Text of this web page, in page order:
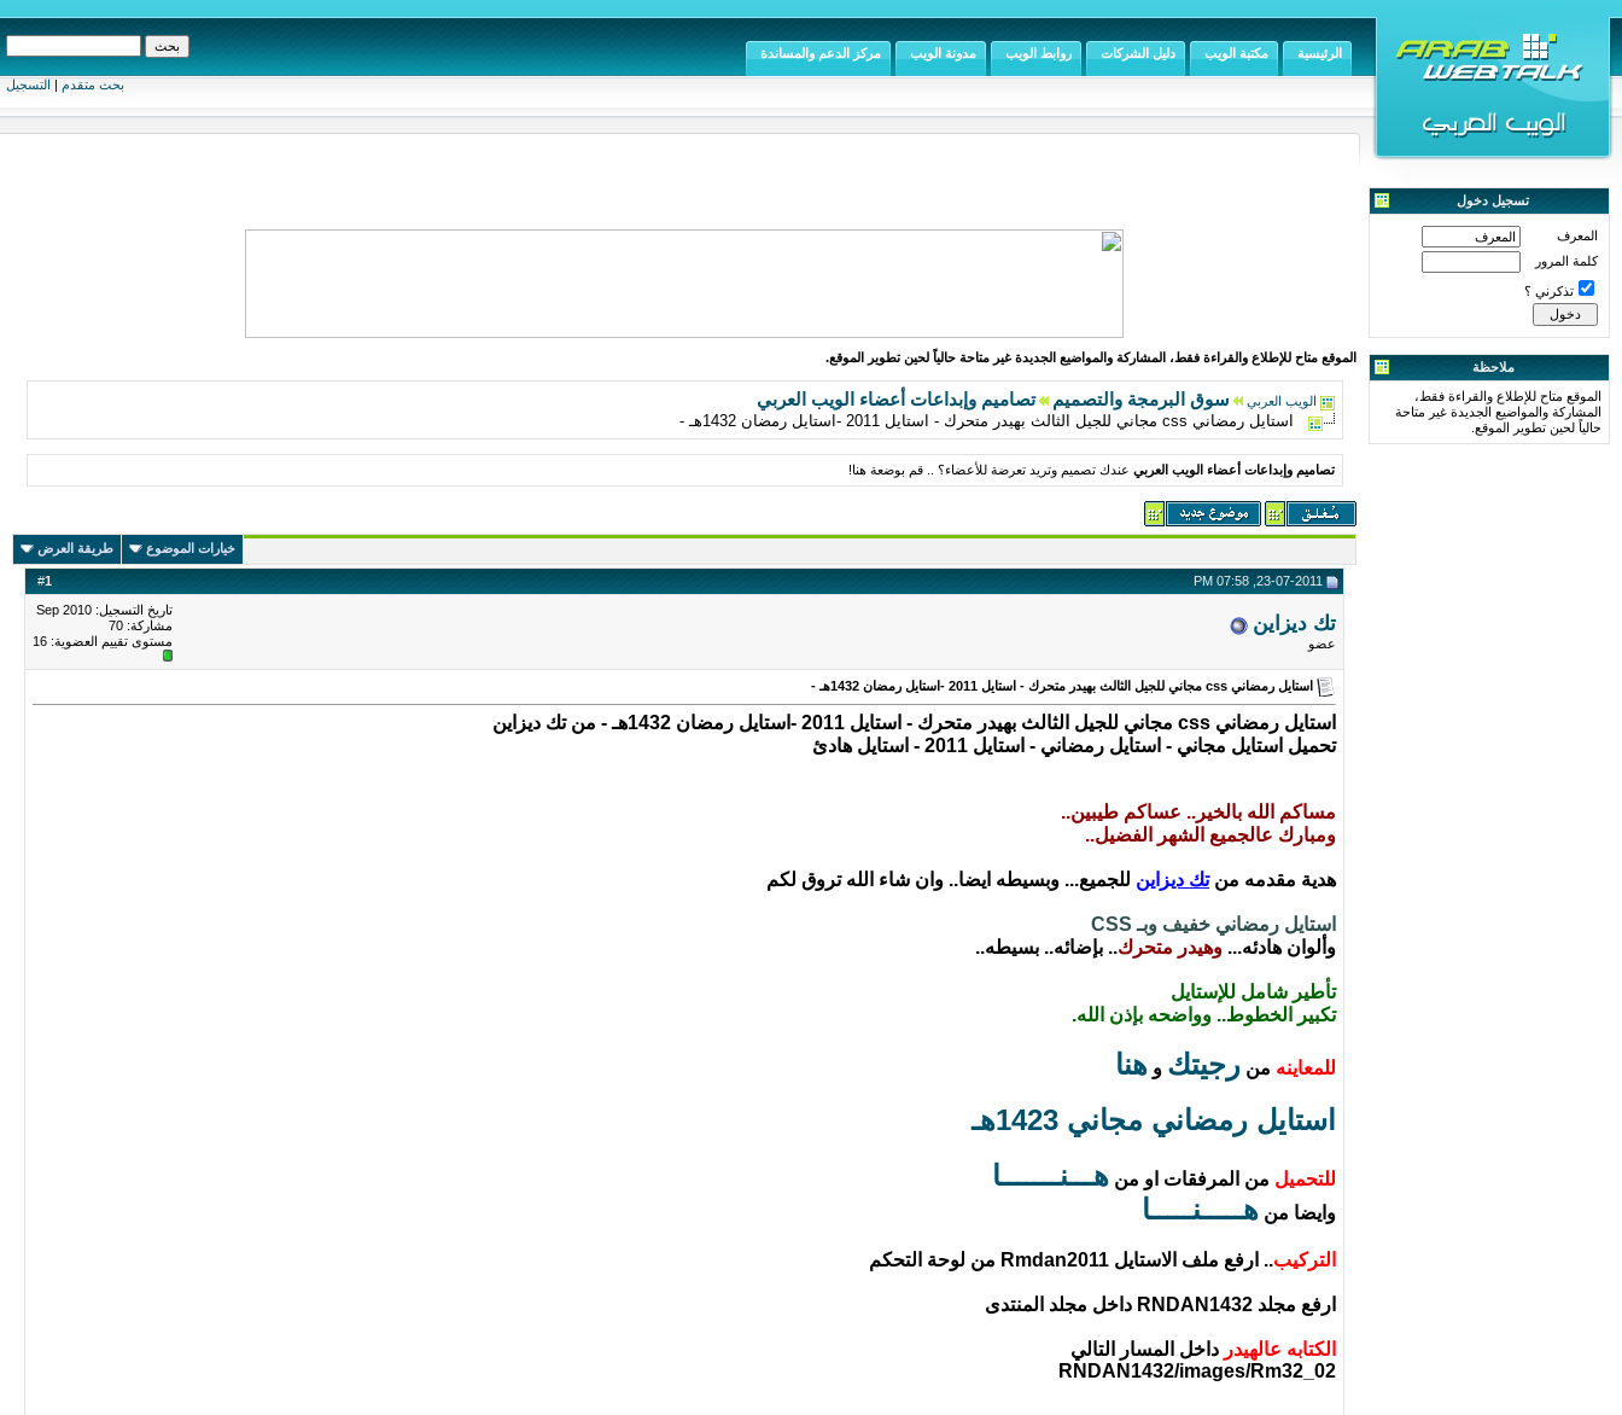
بحث متقدم | التسجيل
الرئيسية مكتبة الويب دليل الشركات روابط الويب مدونة الويب مركز الدعم والمساندة
تسجيل دخول
المعرف
كلمة المرور
تذكرني ؟
ملاحظة
الموقع متاح للإطلاع والقراءة فقط،
المشاركة والمواضيع الجديدة غير متاحة
حالياً لحين تطوير الموقع.
الموقع متاح للإطلاع والقراءة فقط، المشاركة والمواضيع الجديدة غير متاحة حالياً لحين تطوير الموقع.
الويب العربي سوق البرمجة والتصميم تصاميم وإبداعات أعضاء الويب العربي
استايل رمضاني css مجاني للجيل الثالث بهيدر متحرك - استايل 2011 -استايل رمضان 1432هـ -
تصاميم وإبداعات أعضاء الويب العربي عندك تصميم وتريد تعرضة للأعضاء؟ .. قم بوضعة هنا!
خيارات الموضوع طريقة العرض
#1
تك ديزاين
عضو
تاريخ التسجيل: Sep 2010
مشاركة: 70
مستوى تقييم العضوية: 16
استايل رمضاني css مجاني للجيل الثالث بهيدر متحرك - استايل 2011 -استايل رمضان 1432هـ -
استايل رمضاني css مجاني للجيل الثالث بهيدر متحرك - استايل 2011 -استايل رمضان 1432هـ - من تك ديزاين
تحميل استايل مجاني - استايل رمضاني - استايل 2011 - استايل هادئ
مساكم الله بالخير.. عساكم طيبين..
ومبارك عالجميع الشهر الفضيل..
هدية مقدمه منتك ديزاين للجميع... وبسيطه ايضا.. وان شاء الله تروق لكم
استايل رمضاني خفيف وبـ CSS
وألوان هادئه... وهيدر متحرك.. بإضائه.. بسيطه..
تأطير شامل للإستايل
تكبير الخطوط.. وواضحه بإذن الله.
للمعاينه من رجيتك و هنا
استايل رمضاني مجاني 1423هـ
للتحميل من المرفقات او من هـــنـــــــا
وايضا من هـــــنـــــا
التركيب.. ارفع ملف الاستايل Rmdan2011 من لوحة التحكم
ارفع مجلد RNDAN1432 داخل مجلد المنتدى
الكتابه عالهيدر داخل المسار التالي
RNDAN1432/images/Rm32_02